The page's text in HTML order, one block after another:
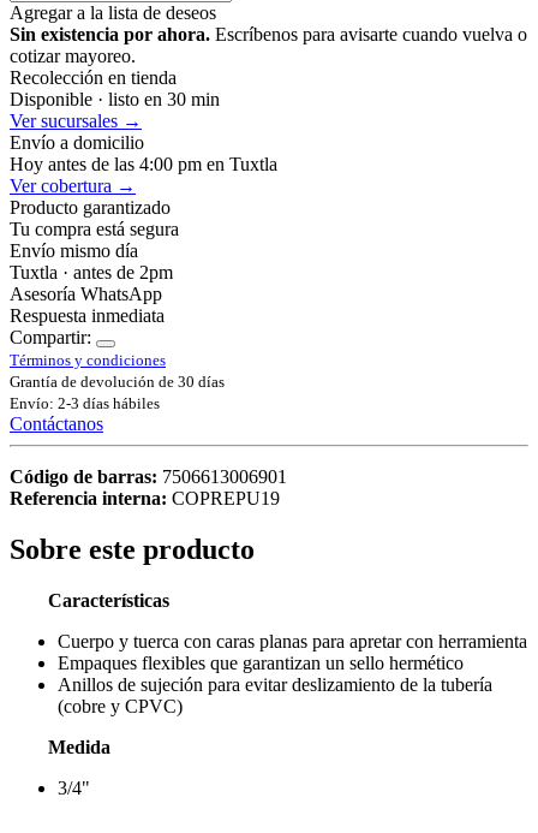
Agregar a la lista de deseos
Sin existencia por ahora. Escríbenos para avisarte cuando vuelva o
cotizar mayoreo.
Recolección en tienda
Disponible · listo en 30 min
Ver sucursales →
Envío a domicilio
Hoy antes de las 4:00 pm en Tuxtla
Ver cobertura →
Producto garantizado
Tu compra está segura
Envío mismo día
Tuxtla · antes de 2pm
Asesoría WhatsApp
Respuesta inmediata
Compartir:
Términos y condiciones
Grantía de devolución de 30 días
Envío: 2-3 días hábiles
Contáctanos
Código de barras: 7506613006901
Referencia interna: COPREPU19
Sobre este producto
Características
Cuerpo y tuerca con caras planas para apretar con herramienta
Empaques flexibles que garantizan un sello hermético
Anillos de sujeción para evitar deslizamiento de la tubería
(cobre y CPVC)
Medida
3/4"